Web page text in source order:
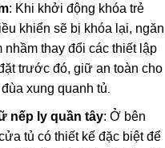
: Khi khởi động khóa trẻ
khiển sẽ bị khóa lại, ngăn
nhầm thay đổi các thiết lập
trước đó, giữ an toàn cho
xung quanh tủ
nếp ly quần tây: Ở bên
tủ có thiết kế đặc biệt để